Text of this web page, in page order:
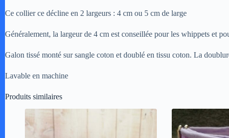
:Ce collier ce décline en 2 largeurs : 4 cm ou 5 cm de large
Généralement, la largeur de 4 cm est conseillée pour les whippets et
Galon tissé monté sur sangle coton et doublé en tissu coton. La
Lavable en machine
Produits similaires